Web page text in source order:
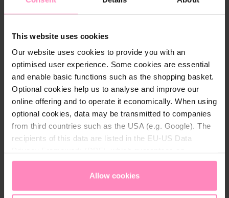
This website uses cookies
Our website uses cookies to provide you with an
optimised user experience. Some cookies are essential
and enable basic functions such as the shopping basket.
Optional cookies help us to analyse and improve our
online offering and to operate it economically. When using
optional cookies, data may be transmitted to companies
from third countries such as the USA (e.g. Google). The
recipients of this data are listed in the EU-US Data
appropriate level of data protection. You canaccept all
only allow necessary cookies
access and change your chosen setting at any time in
Allow cookies
Beschrijving
Pure verwennerij! De hand- en bodylotion bevat
waardevolle actieve ingrediënten en is speciaal
geschikt voor de dagelijkse schoonheidsroutine.
Voorzie je huid van vocht en een rijke verzorging
voor een zachte, soepele huid.
Een energieke, bijzonder verfrissende geur met
essentiële oliën van citroen, bergamot en
sinaasappel, maar ook florale accenten van jasmijn,